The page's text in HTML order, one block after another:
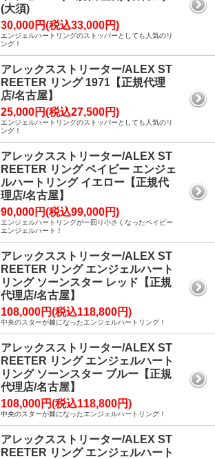
(大須)
30,000円(税込33,000円)
エンジェルハートリングのストッパーとしても人気のリ
ング！
アレックスストリーター/ALEX ST
REETER リング 1971【正規代理
店/名古屋】
25,000円(税込27,500円)
エンジェルハートリングのストッパーとしても人気のリ
ング！
アレックスストリーター/ALEX ST
REETER リング ベイビー エンジェ
ルハートリング イエロー【正規代
理店/名古屋】
90,000円(税込99,000円)
エンジェルハートリングが一回り小さくなったベイビー
エンジェルハート！
アレックスストリーター/ALEX ST
REETER リング エンジェルハート
リング ソーンスター レッド【正規
代理店/名古屋】
108,000円(税込118,800円)
中央のスターが棘になったエンジェルハートリング！
アレックスストリーター/ALEX ST
REETER リング エンジェルハート
リング ソーンスター ブルー【正規
代理店/名古屋】
108,000円(税込118,800円)
中央のスターが棘になったエンジェルハートリング！
アレックスストリーター/ALEX ST
REETER リング エンジェルハート